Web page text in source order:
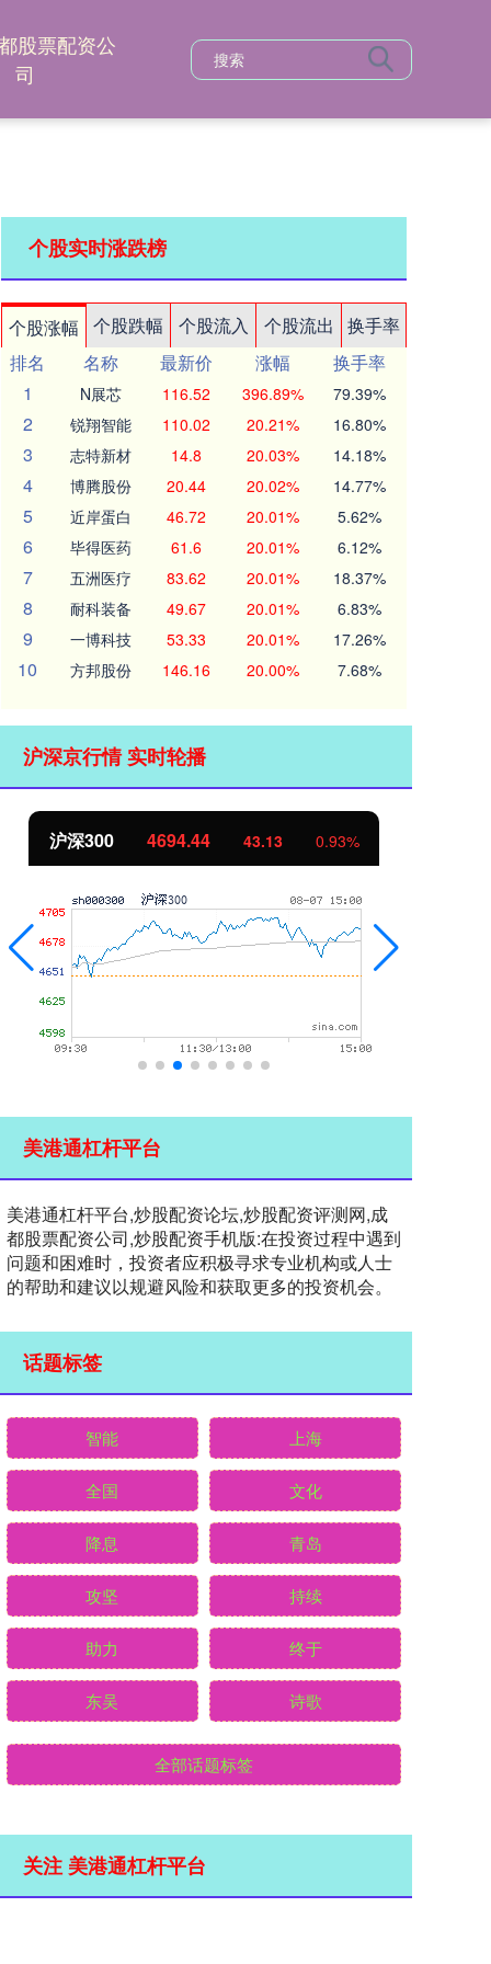
股票配资公
司
个股实时涨跌榜
个股涨幅 个股跌幅 个股流入 个股流出
换手率
排名
名称 最新价 涨幅
换手率
1
N展芯 116.52 396.89% 79.39%
2 锐翔智能 110.02 20.21% 16.80%
3 志特新材 14.8 20.03% 14.18%
4 博腾股份 20.44 20.02% 14.77%
5 近岸蛋白 46.72 20.01% 5.62%
6 毕得医药 61.6 20.01% 6.12%
7 五洲医疗 83.62 20.01% 18.37%
8 耐科装备 49.67 20.01% 6.83%
9 一博科技 53.33 20.01% 17.26%
10 方邦股份 146.16 20.00% 7.68%
沪深京行情 实时轮播
沪深300 4694.44 43.13 0.93%
美港通杠杆平台
美港通杠杆平台,炒股配资论坛,炒股配资评测网,成
都股票配资公司,炒股配资手机版:在投资过程中遇到
问题和困难时，投资者应积极寻求专业机构或人士
的帮助和建议以规避风险和获取更多的投资机会。
话题标签
智能 上海
全国 文化
降息 青岛
攻坚 持续
助力 终于
东吴 诗歌
全部话题标签
关注 美港通杠杆平台